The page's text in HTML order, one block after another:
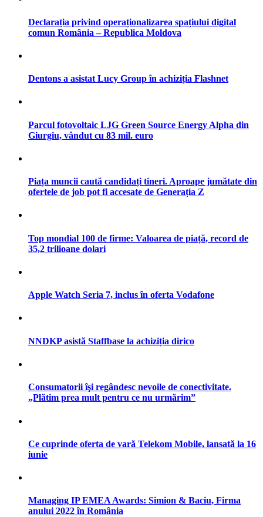
Declarația privind operaționalizarea spațiului digital
comun România – Republica Moldova
Dentons a asistat Lucy Group în achiziția Flashnet
Parcul fotovoltaic LJG Green Source Energy Alpha din
Giurgiu, vândut cu 83 mil. euro
Piața muncii caută candidați tineri. Aproape jumătate din
ofertele de job pot fi accesate de Generația Z
Top mondial 100 de firme: Valoarea de piață, record de
35,2 trilioane dolari
Apple Watch Seria 7, inclus în oferta Vodafone
NNDKP asistă Staffbase la achiziția dirico
Consumatorii îşi regândesc nevoile de conectivitate.
„Plătim prea mult pentru ce nu urmărim”
Ce cuprinde oferta de vară Telekom Mobile, lansată la 16
iunie
Managing IP EMEA Awards: Simion & Baciu, Firma
anului 2022 în România